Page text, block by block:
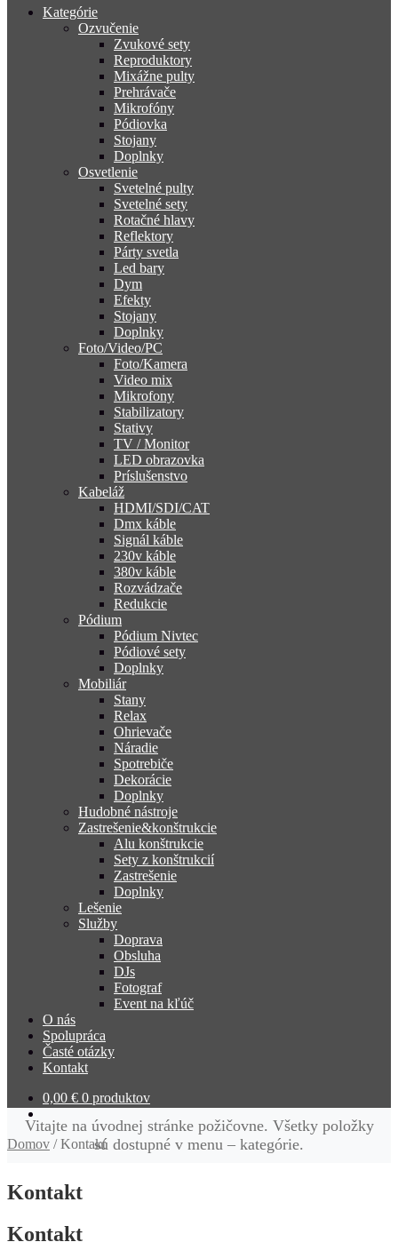
Kategórie
Ozvučenie
Zvukové sety
Reproduktory
Mixážne pulty
Prehrávače
Mikrofóny
Pódiovka
Stojany
Doplnky
Osvetlenie
Svetelné pulty
Svetelné sety
Rotačné hlavy
Reflektory
Párty svetla
Led bary
Dym
Efekty
Stojany
Doplnky
Foto/Video/PC
Foto/Kamera
Video mix
Mikrofony
Stabilizatory
Stativy
TV / Monitor
LED obrazovka
Príslušenstvo
Kabeláž
HDMI/SDI/CAT
Dmx káble
Signál káble
230v káble
380v káble
Rozvádzače
Redukcie
Pódium
Pódium Nivtec
Pódiové sety
Doplnky
Mobiliár
Stany
Relax
Ohrievače
Náradie
Spotrebiče
Dekorácie
Doplnky
Hudobné nástroje
Zastrešenie&konštrukcie
Alu konštrukcie
Sety z konštrukcií
Zastrešenie
Doplnky
Lešenie
Služby
Doprava
Obsluha
DJs
Fotograf
Event na kľúč
O nás
Spolupráca
Časté otázky
Kontakt
0,00 € 0 produktov
Domov /Kontakt
Vitajte na úvodnej stránke požičovne. Všetky položky
sú dostupné v menu – kategórie.
Kontakt
Kontakt